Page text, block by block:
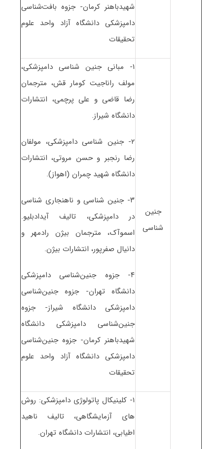
شهیدباهنر کرمان- جزوه بافت‌شناسی
دامپزشکی دانشگاه آزاد واحد علوم
تحقیقات
جنین
شناسی
۱- مبانی جنین شناسی دامپزشکی،
مولف راناجیت کومار قش، مترجمان
رضا قاضی و علی پرچمی، انتشارات
دانشگاه شیراز.
۲- جنین شناسی دامپزشکی، مولفان
رضا رنجبر و حسن مروتی، انتشارات
دانشگاه شهید چمران (اهواز).
۳- جنین شناسی و ناهنجاری شناسی
در دامپزشکی، تالیف آیدادبلیو.
اسموآک، مترجمان بیژن رادمهر و
دانیال صفرپور، انتشارات بیژن.
۴- جزوه جنین‌شناسی دامپزشکی
دانشگاه تهران- جزوه جنین‌شناسی
دامپزشکی دانشگاه شیراز- جزوه
جنین‌شناسی دامپزشکی دانشگاه
شهیدباهنر کرمان- جزوه جنین‌شناسی
دامپزشکی دانشگاه آزاد واحد علوم
تحقیقات
۱- کلینیکال پاتولوژی دامپزشکی: روش
های آزمایشگاهی، تالیف ناهید
اطیابی، انتشارات دانشگاه تهران.